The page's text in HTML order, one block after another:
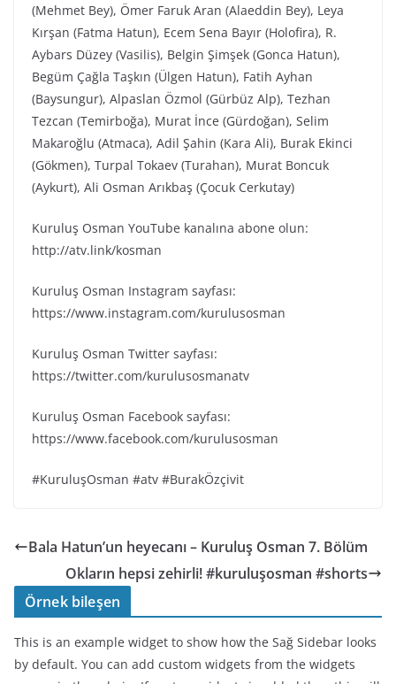
(Mehmet Bey), Ömer Faruk Aran (Alaeddin Bey), Leya
Kırşan (Fatma Hatun), Ecem Sena Bayır (Holofira), R.
Aybars Düzey (Vasilis), Belgin Şimşek (Gonca Hatun),
Begüm Çağla Taşkın (Ülgen Hatun), Fatih Ayhan
(Baysungur), Alpaslan Özmol (Gürbüz Alp), Tezhan
Tezcan (Temirboğa), Murat İnce (Gürdoğan), Selim
Makaroğlu (Atmaca), Adil Şahin (Kara Ali), Burak Ekinci
(Gökmen), Turpal Tokaev (Turahan), Murat Boncuk
(Aykurt), Ali Osman Arıkbaş (Çocuk Cerkutay)
Kuruluş Osman YouTube kanalına abone olun:
http://atv.link/kosman
Kuruluş Osman Instagram sayfası:
https://www.instagram.com/kurulusosman
Kuruluş Osman Twitter sayfası:
https://twitter.com/kurulusosmanatv
Kuruluş Osman Facebook sayfası:
https://www.facebook.com/kurulusosman
#KuruluşOsman #atv #BurakÖzçivit
Bala Hatun’un heyecanı – Kuruluş Osman 7. Bölüm
Okların hepsi zehirli! #kuruluşosman #shorts
Örnek bileşen
This is an example widget to show how the Sağ Sidebar looks
by default. You can add custom widgets from the widgets